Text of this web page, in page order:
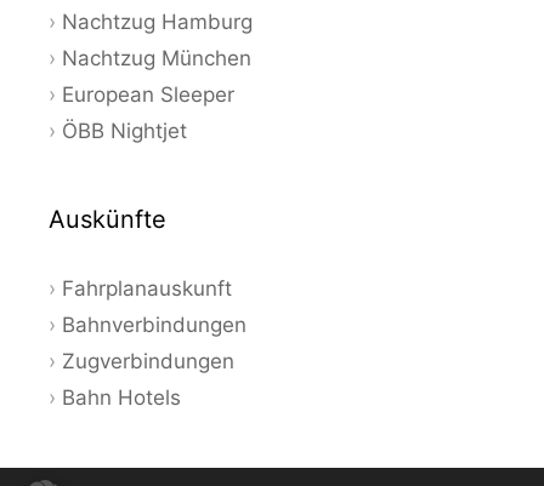
Nachtzug Hamburg
Nachtzug München
European Sleeper
ÖBB Nightjet
Auskünfte
Fahrplanauskunft
Bahnverbindungen
Zugverbindungen
Bahn Hotels